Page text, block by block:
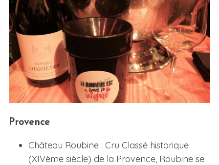
Provence
Château Roubine : Cru Classé historique
(XIVème siècle) de la Provence, Roubine se